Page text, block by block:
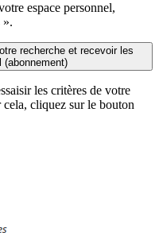
espace personnel,
».
recherche et recevoir les
(abonnement)
les critères de votre
cliquez sur le bouton